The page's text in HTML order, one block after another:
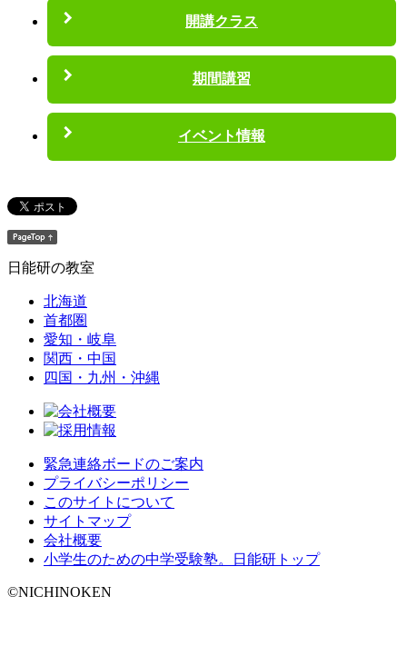
開講クラス
期間講習
イベント情報
日能研の教室
北海道
首都圏
愛知・岐阜
関西・中国
四国・九州・沖縄
緊急連絡ボードのご案内
プライバシーポリシー
このサイトについて
サイトマップ
会社概要
小学生のための中学受験塾。日能研トップ
©NICHINOKEN